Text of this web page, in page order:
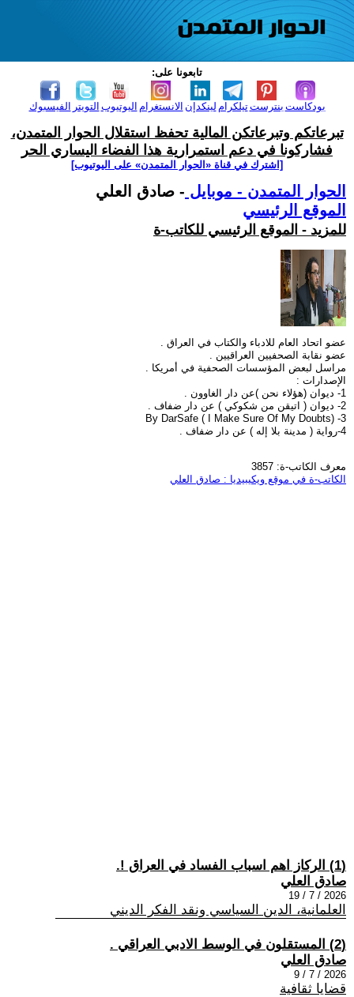
تابعونا على:
الفيسبوك التويتر اليوتيوب الانستغرام لينكدإن تيلكرامبنترست بودكاست
تبرعاتكم وتبرعاتكن المالية تحفظ استقلال الحوار المتمدن،
فشاركونا في دعم استمرارية هذا الفضاء اليساري الحر
[اشترك في قناة ‫«الحوار المتمدن» على اليوتيوب]
الحوار المتمدن - موبايل - صادق العلي
الموقع الرئيسي
للمزيد - الموقع الرئيسي للكاتب-ة
عضو اتحاد العام للادباء والكتاب في العراق .
عضو نقابة الصحفيين العراقيين .
مراسل لبعض المؤسسات الصحفية في أمريكا .
الإصدارات :
1- ديوان (هؤلاء نحن )عن دار الغاوون .
2- ديوان ( اتيقن من شكوكي ) عن دار ضفاف .
3- (I Make Sure Of My Doubts ) By DarSafe
4-رواية ( مدينة بلا إله ) عن دار ضفاف .
معرف الكاتب-ة: 3857
الكاتب-ة في موقع ويكيبيديا : صادق العلي
(1) الركاز اهم اسباب الفساد في العراق !.
صادق العلي
2026 / 7 / 19
العلمانية، الدين السياسي ونقد الفكر الديني
(2) المستقلون في الوسط الادبي العراقي .
صادق العلي
2026 / 7 / 9
قضايا ثقافية